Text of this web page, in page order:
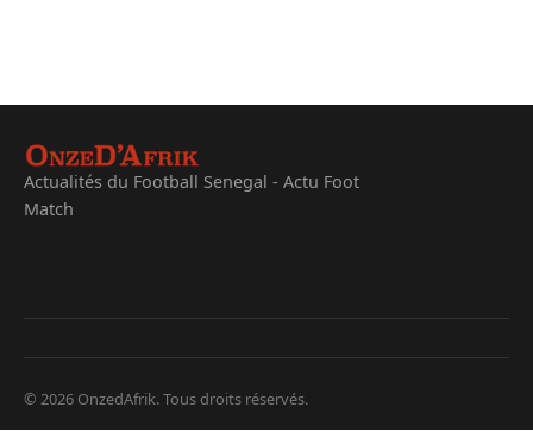
Actualités du Football Senegal - Actu Foot
Match
© 2026 OnzedAfrik. Tous droits réservés.